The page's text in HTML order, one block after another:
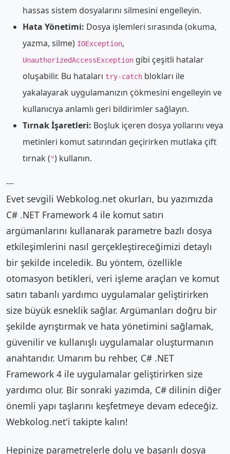
hassas sistem dosyalarını silmesini engelleyin.
Hata Yönetimi: Dosya işlemleri sırasında (okuma,
yazma, silme) IOException,
UnauthorizedAccessException gibi çeşitli hatalar
oluşabilir. Bu hataları try-catch blokları ile
yakalayarak uygulamanızın çökmesini engelleyin ve
kullanıcıya anlamlı geri bildirimler sağlayın.
Tırnak İşaretleri: Boşluk içeren dosya yollarını veya
metinleri komut satırından geçirirken mutlaka çift
tırnak (") kullanın.
---
Evet sevgili Webkolog.net okurları, bu yazımızda
C# .NET Framework 4 ile komut satırı
argümanlarını kullanarak parametre bazlı dosya
etkileşimlerini nasıl gerçekleştireceğimizi detaylı
bir şekilde inceledik. Bu yöntem, özellikle
otomasyon betikleri, veri işleme araçları ve komut
satırı tabanlı yardımcı uygulamalar geliştirirken
size büyük esneklik sağlar. Argümanları doğru bir
şekilde ayrıştırmak ve hata yönetimini sağlamak,
güvenilir ve kullanışlı uygulamalar oluşturmanın
anahtarıdır. Umarım bu rehber, C# .NET
Framework 4 ile uygulamalar geliştirirken size
yardımcı olur. Bir sonraki yazımda, C# dilinin diğer
önemli yapı taşlarını keşfetmeye devam edeceğiz.
Webkolog.net'i takipte kalın!
Hepinize parametrelerle dolu ve başarılı dosya